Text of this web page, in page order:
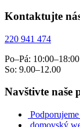
Kontaktujte
220 941 474
Po–Pá: 10:00–18:00
So: 9.00–12.00
Navštivte naše